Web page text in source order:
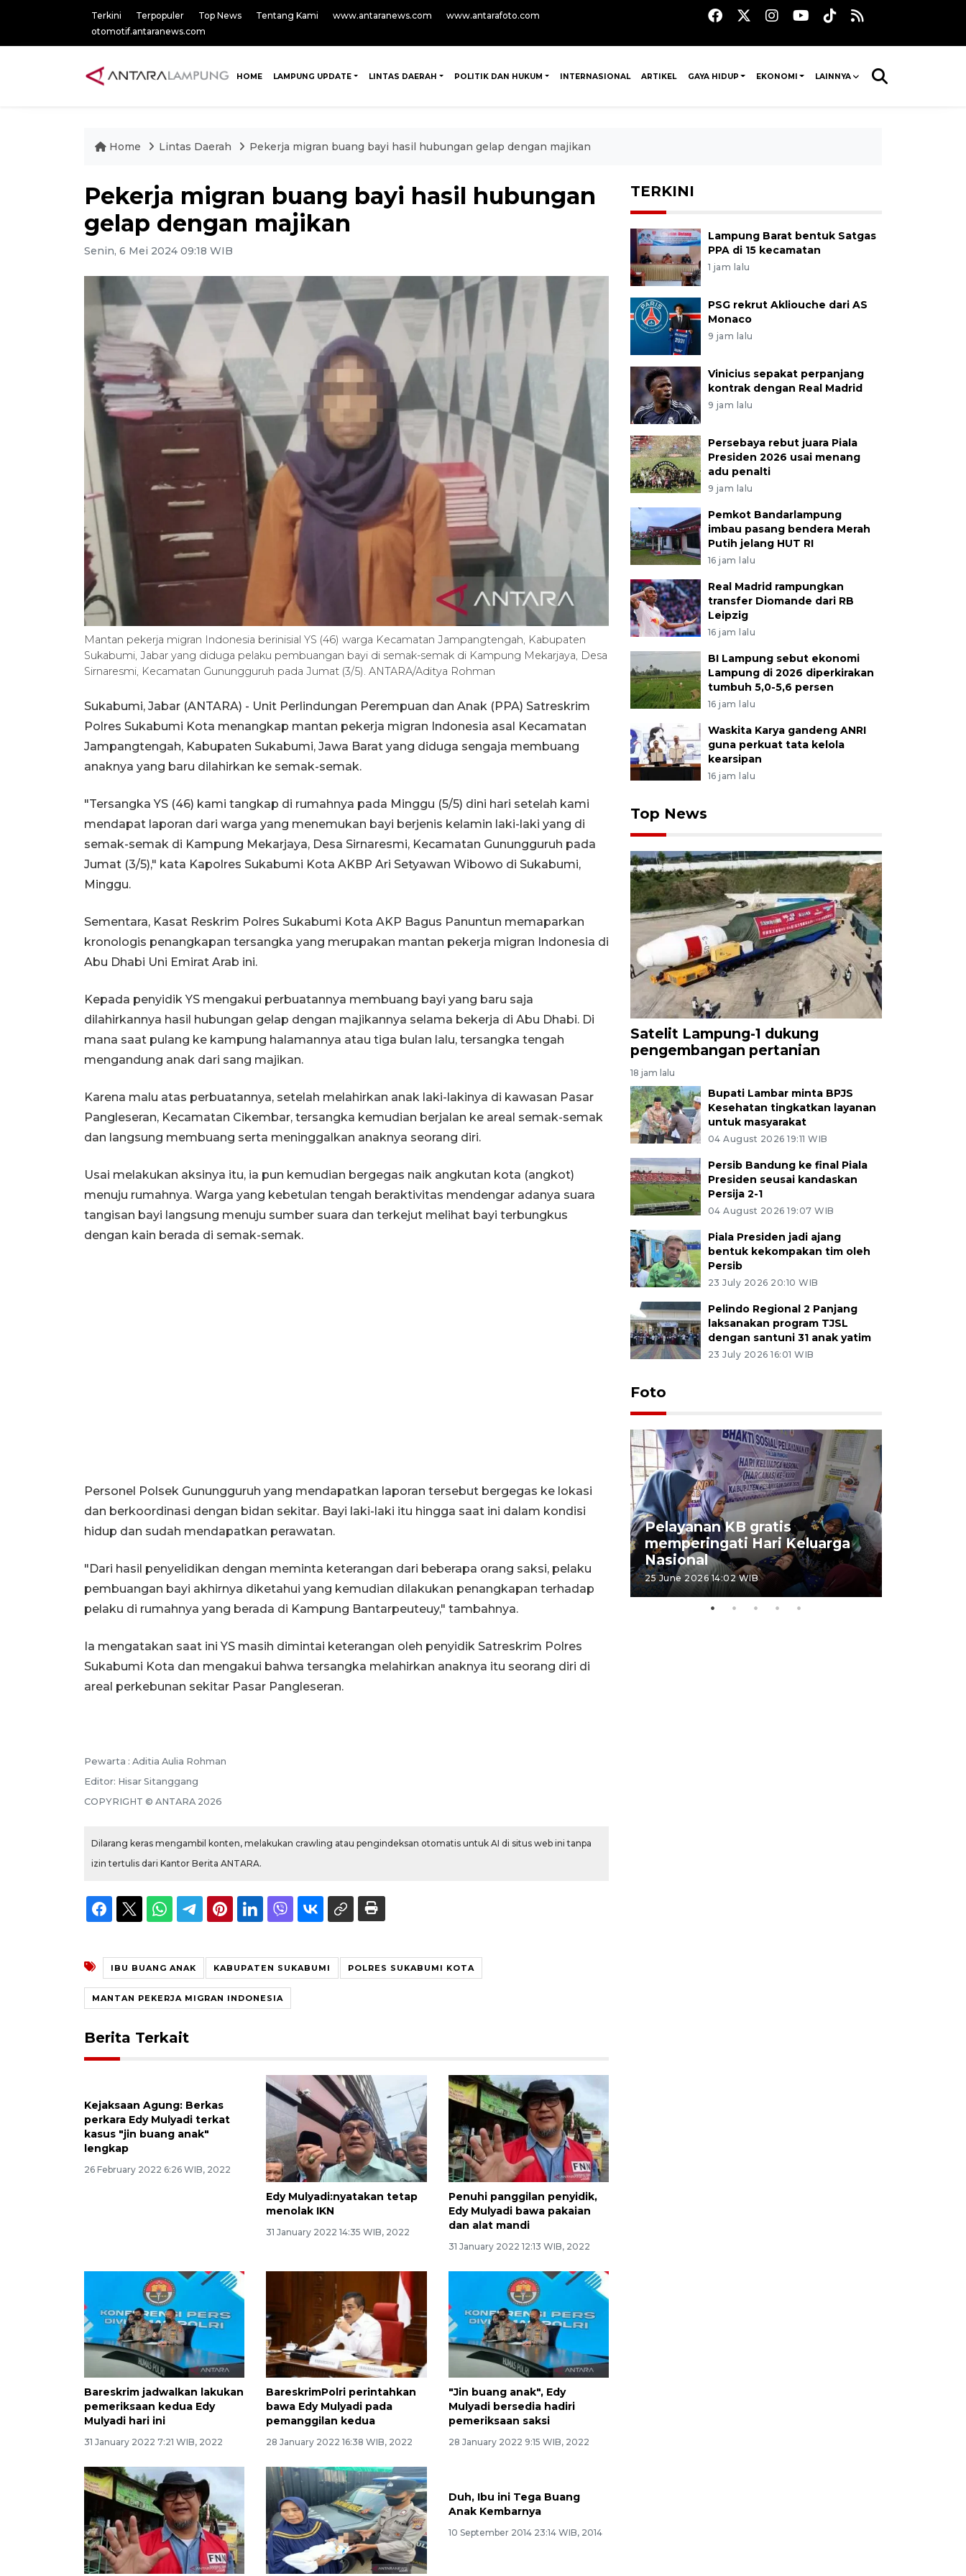
Terkini Terpopuler Top News Tentang Kami www.antaranews.com
www.antarafoto.com
otomotif.antaranews.com
HOME LAMPUNG UPDATE LINTAS DAERAH POLITIK DAN HUKUM INTERNASIONAL ARTIKEL GAYA HIDUP EKONOMI LAINNYA
Home Lintas Daerah Pekerja migran buang bayi hasil hubungan gelap dengan majikan
Pekerja migran buang bayi hasil hubungan
gelap dengan majikan
Senin, 6 Mei 2024 09:18 WIB
Mantan pekerja migran Indonesia berinisial YS (46) warga Kecamatan Jampangtengah, Kabupaten
Sukabumi, Jabar yang diduga pelaku pembuangan bayi di semak-semak di Kampung Mekarjaya, Desa
Sirnaresmi, Kecamatan Gunungguruh pada Jumat (3/5). ANTARA/Aditya Rohman
Sukabumi, Jabar (ANTARA) - Unit Perlindungan Perempuan dan Anak (PPA) Satreskrim
Polres Sukabumi Kota menangkap mantan pekerja migran Indonesia asal Kecamatan
Jampangtengah, Kabupaten Sukabumi, Jawa Barat yang diduga sengaja membuang
anaknya yang baru dilahirkan ke semak-semak.
"Tersangka YS (46) kami tangkap di rumahnya pada Minggu (5/5) dini hari setelah kami
mendapat laporan dari warga yang menemukan bayi berjenis kelamin laki-laki yang di
semak-semak di Kampung Mekarjaya, Desa Sirnaresmi, Kecamatan Gunungguruh pada
Jumat (3/5)," kata Kapolres Sukabumi Kota AKBP Ari Setyawan Wibowo di Sukabumi,
Minggu.
Sementara, Kasat Reskrim Polres Sukabumi Kota AKP Bagus Panuntun memaparkan
kronologis penangkapan tersangka yang merupakan mantan pekerja migran Indonesia di
Abu Dhabi Uni Emirat Arab ini.
Kepada penyidik YS mengakui perbuatannya membuang bayi yang baru saja
dilahirkannya hasil hubungan gelap dengan majikannya selama bekerja di Abu Dhabi. Di
mana saat pulang ke kampung halamannya atau tiga bulan lalu, tersangka tengah
mengandung anak dari sang majikan.
Karena malu atas perbuatannya, setelah melahirkan anak laki-lakinya di kawasan Pasar
Pangleseran, Kecamatan Cikembar, tersangka kemudian berjalan ke areal semak-semak
dan langsung membuang serta meninggalkan anaknya seorang diri.
Usai melakukan aksinya itu, ia pun kemudian bergegas naik angkutan kota (angkot)
menuju rumahnya. Warga yang kebetulan tengah beraktivitas mendengar adanya suara
tangisan bayi langsung menuju sumber suara dan terkejut melihat bayi terbungkus
dengan kain berada di semak-semak.
Personel Polsek Gunungguruh yang mendapatkan laporan tersebut bergegas ke lokasi
dan berkoordinasi dengan bidan sekitar. Bayi laki-laki itu hingga saat ini dalam kondisi
hidup dan sudah mendapatkan perawatan.
"Dari hasil penyelidikan dengan meminta keterangan dari beberapa orang saksi, pelaku
pembuangan bayi akhirnya diketahui yang kemudian dilakukan penangkapan terhadap
pelaku di rumahnya yang berada di Kampung Bantarpeuteuy," tambahnya.
Ia mengatakan saat ini YS masih dimintai keterangan oleh penyidik Satreskrim Polres
Sukabumi Kota dan mengakui bahwa tersangka melahirkan anaknya itu seorang diri di
areal perkebunan sekitar Pasar Pangleseran.
Pewarta : Aditia Aulia Rohman
Editor: Hisar Sitanggang
COPYRIGHT © ANTARA 2026
Dilarang keras mengambil konten, melakukan crawling atau pengindeksan otomatis untuk AI di situs web ini tanpa
izin tertulis dari Kantor Berita ANTARA.
IBU BUANG ANAK KABUPATEN SUKABUMI POLRES SUKABUMI KOTA
MANTAN PEKERJA MIGRAN INDONESIA
Berita Terkait
Edy Mulyadi:nyatakan tetap
menolak IKN
31 January 2022 14:35 WIB, 2022
Penuhi panggilan penyidik,
Edy Mulyadi bawa pakaian
dan alat mandi
31 January 2022 12:13 WIB, 2022
Bareskrim jadwalkan lakukan
pemeriksaan kedua Edy
BareskrimPolri perintahkan
bawa Edy Mulyadi pada
"Jin buang anak", Edy
Mulyadi bersedia hadiri
Duh, Ibu ini Tega Buang
Anak Kembarnya
TERKINI
Lampung Barat bentuk Satgas
PPA di 15 kecamatan
1 jam lalu
PSG rekrut Akliouche dari AS
Monaco
9 jam lalu
Vinicius sepakat perpanjang
kontrak dengan Real Madrid
9 jam lalu
Persebaya rebut juara Piala
Presiden 2026 usai menang
adu penalti
9 jam lalu
Pemkot Bandarlampung
imbau pasang bendera Merah
Putih jelang HUT RI
16 jam lalu
Real Madrid rampungkan
transfer Diomande dari RB
Leipzig
16 jam lalu
BI Lampung sebut ekonomi
Lampung di 2026 diperkirakan
tumbuh 5,0-5,6 persen
16 jam lalu
Waskita Karya gandeng ANRI
guna perkuat tata kelola
kearsipan
16 jam lalu
Top News
Satelit Lampung-1 dukung
pengembangan pertanian
18 jam lalu
Bupati Lambar minta BPJS
Kesehatan tingkatkan layanan
untuk masyarakat
04 August 2026 19:11 WIB
Persib Bandung ke final Piala
Presiden seusai kandaskan
Persija 2-1
04 August 2026 19:07 WIB
Piala Presiden jadi ajang
bentuk kekompakan tim oleh
Persib
23 July 2026 20:10 WIB
Pelindo Regional 2 Panjang
laksanakan program TJSL
dengan santuni 31 anak yatim
23 July 2026 16:01 WIB
Foto
2026
12 May 2026 15:06 WIB
Pelayanan KB gratis
memperingati Hari Keluarga
Nasional
25 June 2026 14:02 WIB